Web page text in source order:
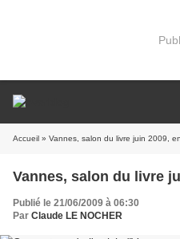
Accueil » Vannes, salon du livre juin 2009,
Vannes, salon du livre
Publié le 21/06/2009 à 06:30
Par Claude LE NOCHER